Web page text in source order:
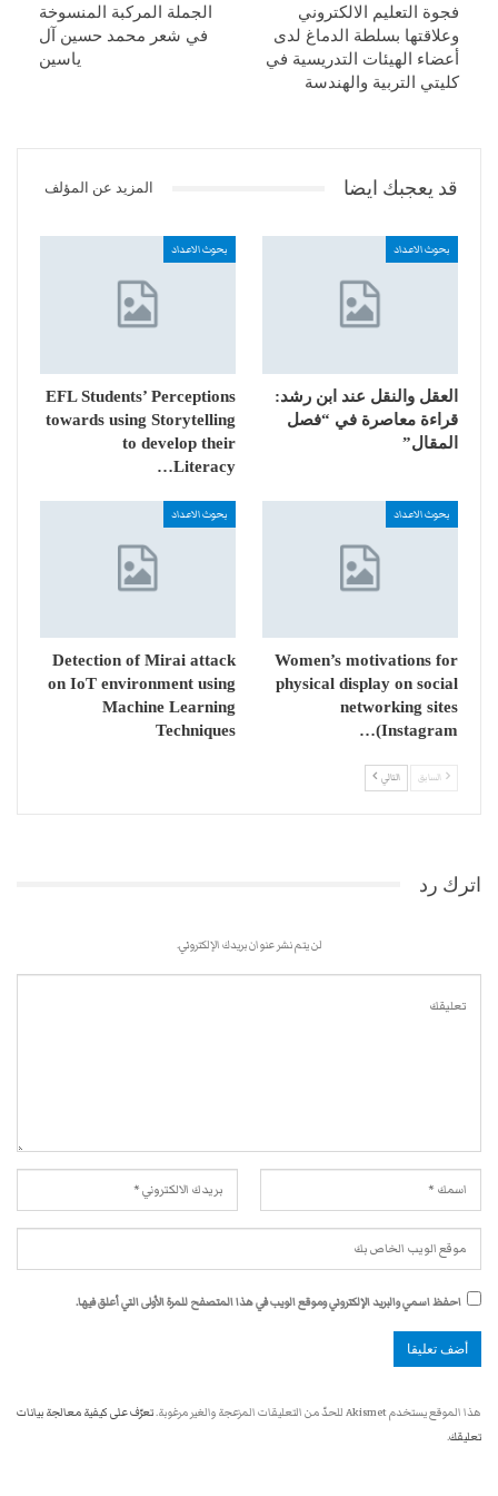
فجوة التعليم الالكتروني
وعلاقتها بسلطة الدماغ لدى
أعضاء الهيئات التدريسية في
كليتي التربية والهندسة
الجملة المركبة المنسوخة
في شعر محمد حسين آل
ياسين
قد يعجبك ايضا المزيد عن المؤلف
بحوث الاعداد
العقل والنقل عند ابن رشد:
قراءة معاصرة في “فصل
المقال”
بحوث الاعداد
EFL Students’ Perceptions
towards using Storytelling
to develop their
Literacy…
بحوث الاعداد
Women’s motivations for
physical display on social
networking sites
(Instagram…
بحوث الاعداد
Detection of Mirai attack
on IoT environment using
Machine Learning
Techniques
السابق التالي
اترك رد
لن يتم نشر عنوان بريدك الإلكتروني.
احفظ اسمي والبريد الإلكتروني وموقع الويب في هذا المتصفح للمرة الأولى التي أعلق فيها.
هذا الموقع يستخدم Akismet للحدّ من التعليقات المزعجة والغير مرغوبة.
تعرّف على كيفية معالجة بيانات
تعليقك.